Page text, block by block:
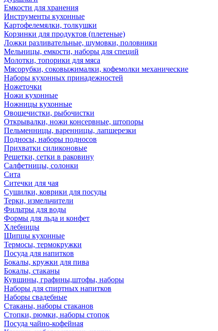
Емкости для хранения
Инструменты кухонные
Картофелемялки, толкушки
Корзинки для продуктов (плетеные)
Ложки разливательные, шумовки, половники
Мельницы, емкости, наборы для специй
Молотки, топорики для мяса
Мясорубки, соковыжималки, кофемолки механические
Наборы кухонных принадежностей
Ножеточки
Ножи кухонные
Ножницы кухонные
Овощечистки, рыбочистки
Открывалки, ножи консервные, штопоры
Пельменницы, варенницы, лапшерезки
Подносы, наборы подносов
Прихватки силиконовые
Решетки, сетки в раковину
Салфетницы, солонки
Сита
Ситечки для чая
Сушилки, коврики для посуды
Терки, измельчители
Фильтры для воды
Формы для льда и конфет
Хлебницы
Щипцы кухонные
Термосы, термокружки
Посуда для напитков
Бокалы, кружки для пива
Бокалы, стаканы
Кувшины, графины,штофы, наборы
Наборы для спиртных напитков
Наборы свадебные
Стаканы, наборы стаканов
Стопки, рюмки, наборы стопок
Посуда чайно-кофейная